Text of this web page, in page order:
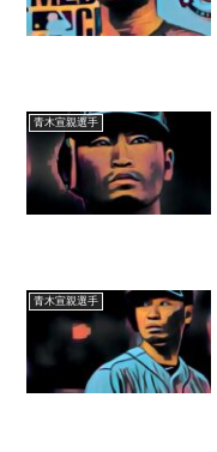
青木宣親選手
青木宣親選手